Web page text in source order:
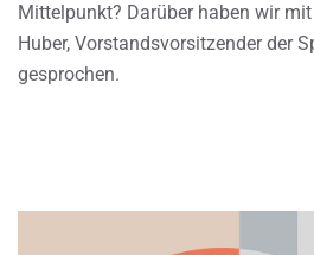
Mittelpunkt? Darüber haben wir
Huber, Vorstandsvorsitzender der
gesprochen.